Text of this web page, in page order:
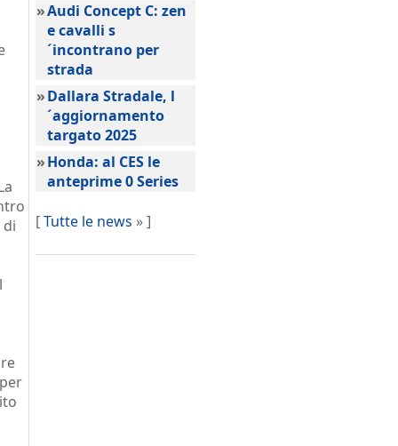
di
»Audi Concept C: zen
e cavalli s
´incontrano per
strada
»Dallara Stradale, l
´aggiornamento
targato 2025
»Honda: al CES le
anteprime 0 Series
[Tutte le news » ]